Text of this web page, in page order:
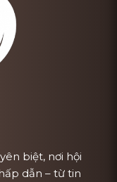
biệt, nơi hội
dẫn – từ tin